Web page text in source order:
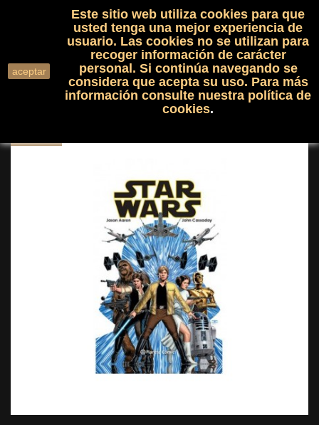
shopping_cart(0)

search
aceptar
Este sitio web utiliza cookies para que
usted tenga una mejor experiencia de
usuario. Las cookies no se utilizan para
recoger información de carácter
personal. Si continúa navegando se
considera que acepta su uso. Para más
información consulte nuestra política de
cookies.